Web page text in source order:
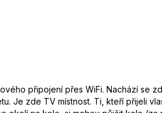
připojení přes WiFi. Nachází se
Je zde TV místnost. Ti, kteří přijeli